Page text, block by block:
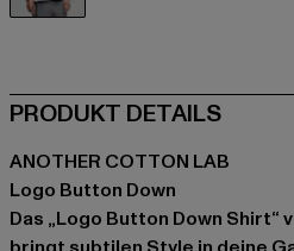
PRODUKT DETAILS
ANOTHER COTTON LAB
Logo Button Down
Das „Logo Button Down Shirt“